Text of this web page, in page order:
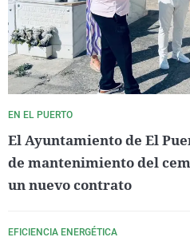
EN EL PUERTO
El Ayuntamiento de El
de mantenimiento del
un nuevo contrato
EFICIENCIA ENERGÉTICA